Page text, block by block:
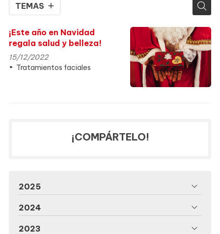
TEMAS
¡Este año en Navidad
regala salud y belleza!
15/12/2022
Tratamientos faciales
¡COMPÁRTELO!
2025
2024
2023